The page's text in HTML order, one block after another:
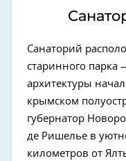
Санаторий
старинного парка
архитектуры
крымском
губернатор
де Ришелье в
километров от